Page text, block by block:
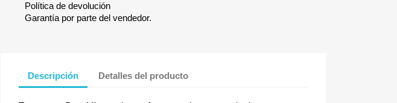
Política de devolución
Garantía por parte del vendedor.
Descripción Detalles del producto